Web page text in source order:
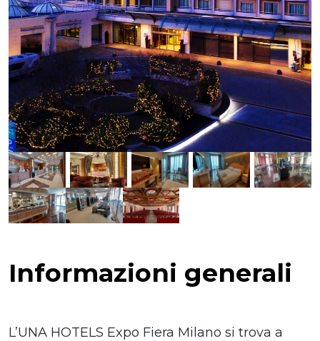
Informazioni generali
L’UNA HOTELS Expo Fiera Milano si trova a